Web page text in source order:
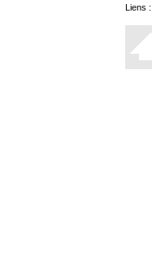
Liens :